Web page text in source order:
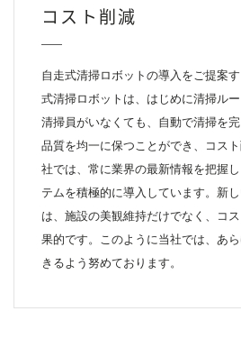
コスト削減
自走式清掃ロボットの導入をご提案
式清掃ロボットは、はじめに清掃ルー
清掃員がいなくても、自動で清掃を
品質を均一に保つことができ、コス
社では、常に業界の最新情報を把握
テムを積極的に導入しています。新
は、施設の美観維持だけでなく、コ
果的です。このように当社では、あ
きるよう努めております。